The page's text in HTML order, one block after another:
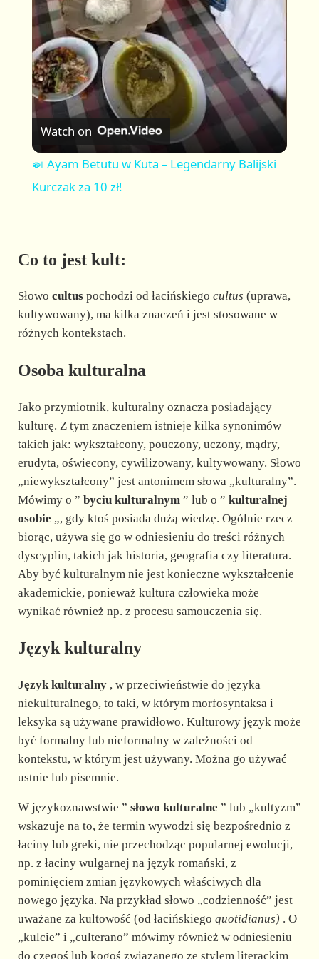
a
y
V
i
o
Watch on
🍛 Ayam Betutu w Kuta – Legendarny Balijski
Kurczak za 10 zł!
Co to jest kult:
Słowo cultuspochodzi od łacińskiego cultus (uprawa,
kultywowany), ma kilka znaczeń i jest stosowane w
różnych kontekstach.
Osoba kulturalna
Jako przymiotnik, kulturalny oznacza posiadający
kulturę. Z tym znaczeniem istnieje kilka synonimów
takich jak: wykształcony, pouczony, uczony, mądry,
erudyta, oświecony, cywilizowany, kultywowany. Słowo
„niewykształcony” jest antonimem słowa „kulturalny”.
Mówimy o ” byciu kulturalnym ” lub o ” kulturalnej
osobie „, gdy ktoś posiada dużą wiedzę. Ogólnie rzecz
biorąc, używa się go w odniesieniu do treści różnych
dyscyplin, takich jak historia, geografia czy literatura.
Aby być kulturalnym nie jest konieczne wykształcenie
akademickie, ponieważ kultura człowieka może
wynikać również np. z procesu samouczenia się.
Język kulturalny
Język kulturalny, w przeciwieństwie do języka
niekulturalnego, to taki, w którym morfosyntaksa i
leksyka są używane prawidłowo. Kulturowy język może
być formalny lub nieformalny w zależności od
kontekstu, w którym jest używany. Można go używać
ustnie lub pisemnie.
W językoznawstwie ” słowo kulturalne ” lub „kultyzm”
wskazuje na to, że termin wywodzi się bezpośrednio z
łaciny lub greki, nie przechodząc popularnej ewolucji,
np. z łaciny wulgarnej na język romański, z
pominięciem zmian językowych właściwych dla
nowego języka. Na przykład słowo „codzienność” jest
uważane za kultowość (od łacińskiego quotidiānus). O
„kulcie” i „culterano” mówimy również w odniesieniu
do czegoś lub kogoś związanego ze stylem literackim